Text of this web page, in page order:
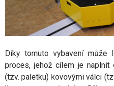
Díky tomuto vybavení může
proces, jehož cílem je
(tzv. paletku) kovovými válci